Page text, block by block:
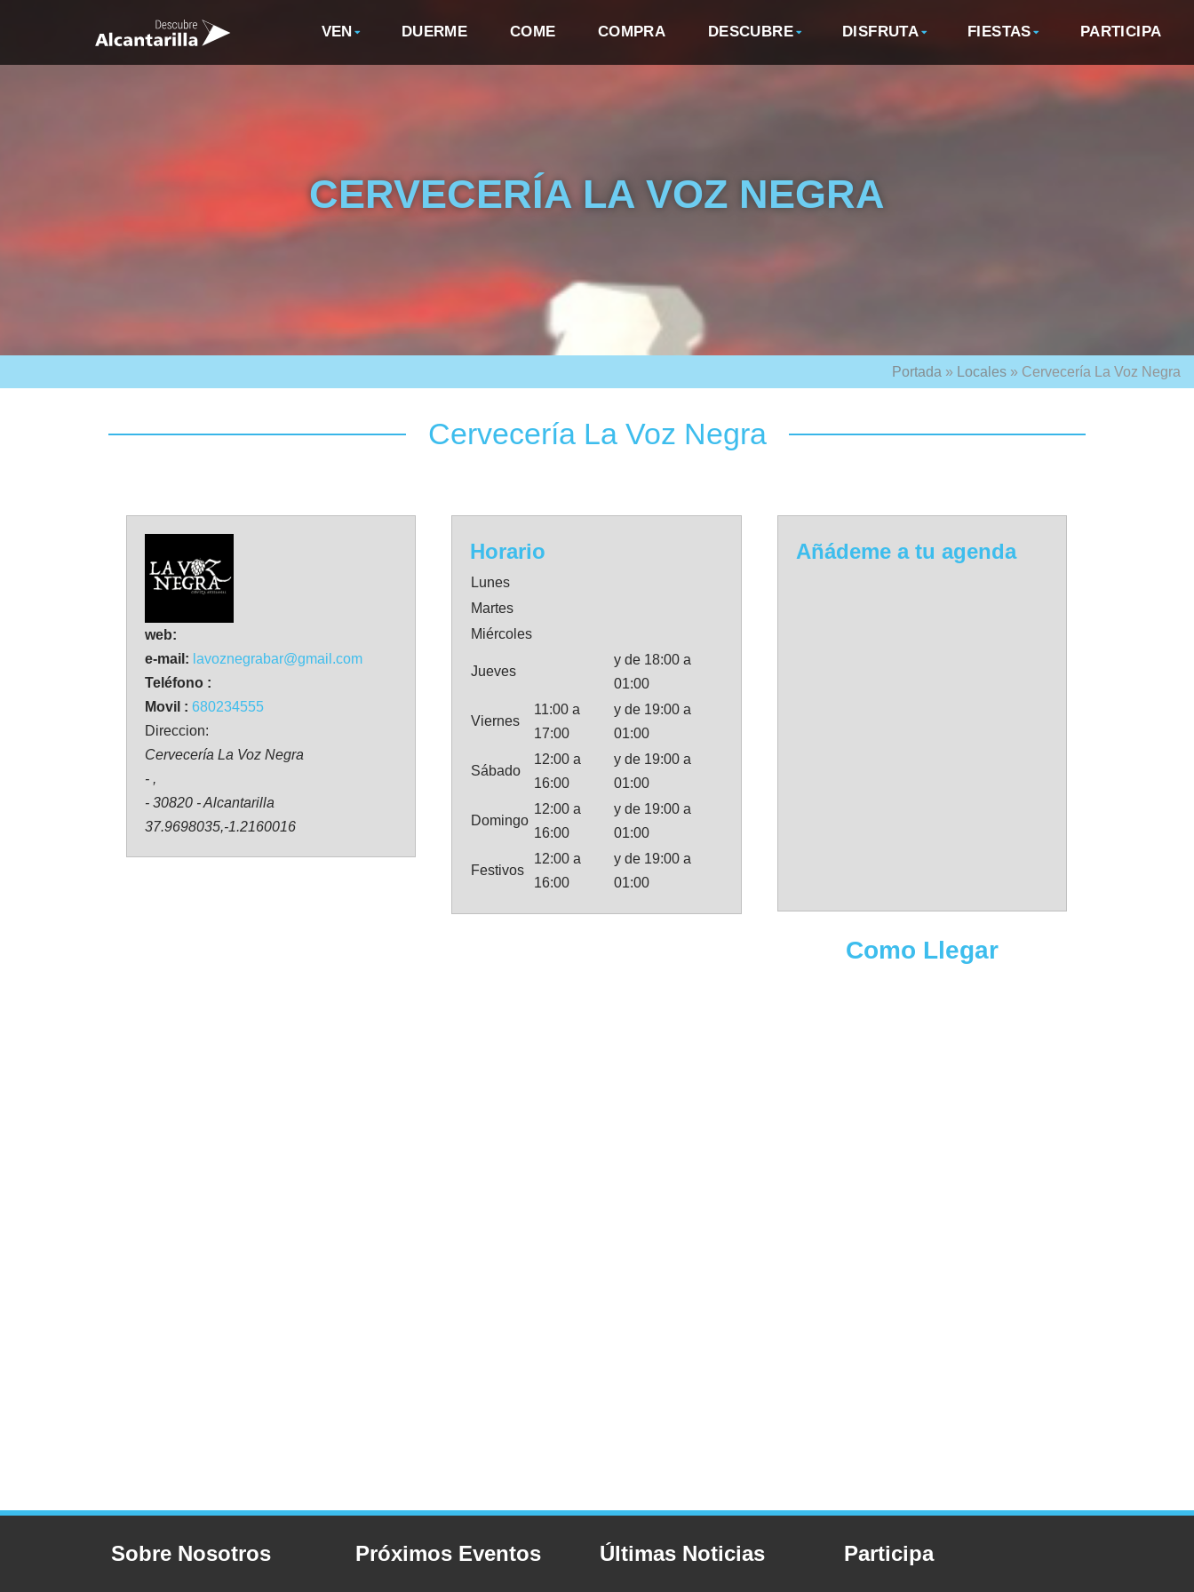
VEN DUERME COME COMPRA DESCUBRE DISFRUTA FIESTAS PARTICIPA
CERVECERÍA LA VOZ NEGRA
Portada » Locales » Cervecería La Voz Negra
Cervecería La Voz Negra
web:
e-mail: lavoznegrabar@gmail.com
Teléfono :
Movil : 680234555
Direccion:
Cervecería La Voz Negra
- ,
- 30820 - Alcantarilla
37.9698035,-1.2160016
Horario
Lunes
Martes
Miércoles
Jueves
y de 18:00 a
01:00
Viernes
11:00 a
17:00
y de 19:00 a
01:00
Sábado
12:00 a
16:00
y de 19:00 a
01:00
Domingo
12:00 a
16:00
y de 19:00 a
01:00
Festivos
12:00 a
16:00
y de 19:00 a
01:00
Añádeme a tu agenda
Como Llegar
Sobre Nosotros Próximos Eventos Últimas Noticias Participa